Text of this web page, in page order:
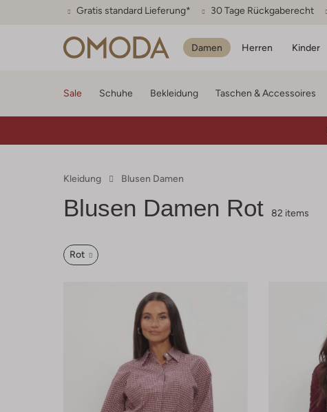
Gratis standard Lieferung* 30 Tage Rückgaberecht
Damen Herren Kinder
Sale Schuhe Bekleidung Taschen & Accessoires
Kleidung Blusen Damen
Blusen Damen Rot 82 items
Rot